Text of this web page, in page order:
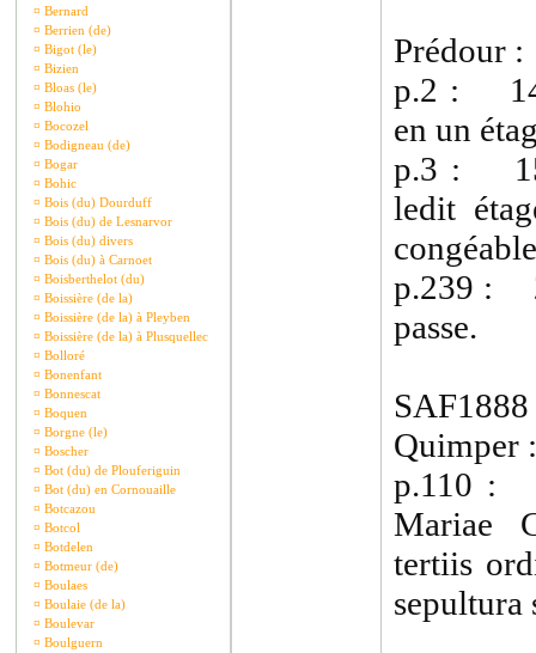
¤ Bernard
¤ Berrien (de)
¤ Bigot (le)
¤ Bizien
¤ Bloas (le)
¤ Blohio
¤ Bocozel
¤ Bodigneau (de)
¤ Bogar
¤ Bohic
¤ Bois (du) Dourduff
¤ Bois (du) de Lesnarvor
¤ Bois (du) divers
¤ Bois (du) à Carnoet
¤ Boisberthelot (du)
¤ Boissière (de la)
¤ Boissière (de la) à Pleyben
¤ Boissière (de la) à Plusquellec
¤ Bolloré
¤ Bonenfant
¤ Bonnescat
¤ Boquen
¤ Borgne (le)
¤ Boscher
¤ Bot (du) de Plouferiguin
¤ Bot (du) en Cornouaille
¤ Botcazou
¤ Botcol
¤ Botdelen
¤ Botmeur (de)
¤ Boulaes
¤ Boulaie (de la)
¤ Boulevar
¤ Boulguern
Prédour :
p.2 :
en un
p.3 :
ledit
p.239 :
passe.
Quimper :
p.110 :
Mariae
tertiis
sepultura